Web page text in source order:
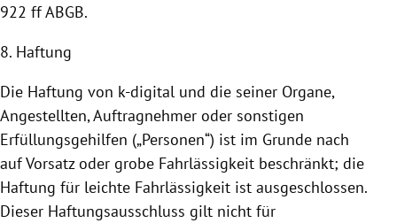
922 ff ABGB.
8. Haftung
Die Haftung von k-digital und die seiner Organe,
Angestellten, Auftragnehmer oder sonstigen
Erfüllungsgehilfen („Personen“) ist im Grunde nach
auf Vorsatz oder grobe Fahrlässigkeit beschränkt; die
Haftung für leichte Fahrlässigkeit ist ausgeschlossen.
Dieser Haftungsausschluss gilt nicht für